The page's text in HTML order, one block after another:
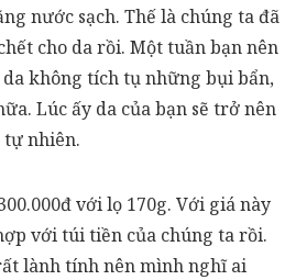
nước sạch. Thế là chúng ta đã
cho da rồi. Một tuần bạn nên
không tích tụ những bụi bẩn,
Lúc ấy da của bạn sẽ trở nên
tự nhiên.
với lọ 170g. Với giá này
với túi tiền của chúng ta rồi.
lành tính nên mình nghĩ ai